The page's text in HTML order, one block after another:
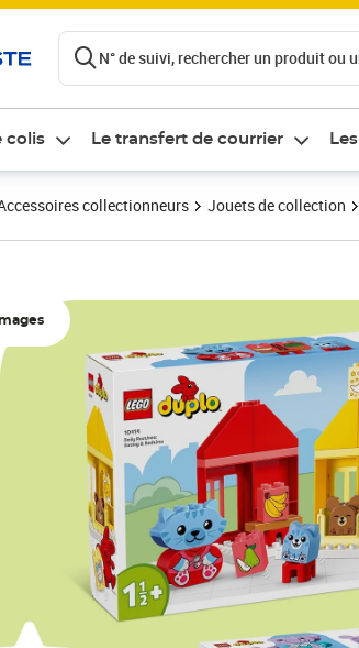
N° de suivi, rechercher un produit ou
colis Le transfert de courrier
collectionneurs Jouets de collection